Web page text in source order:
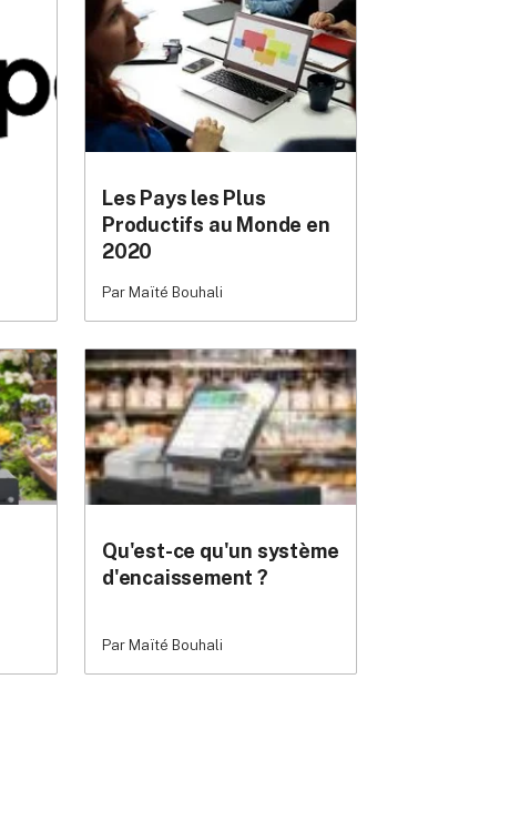
Les Pays les Plus
Productifs au Monde en
2020
Par Maïté Bouhali
Qu'est-ce qu'un système
d'encaissement ?
Par Maïté Bouhali